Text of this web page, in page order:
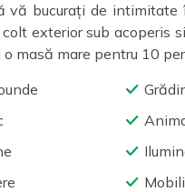
vă bucurați de
exterior sub acoperis
masă mare pentru 10